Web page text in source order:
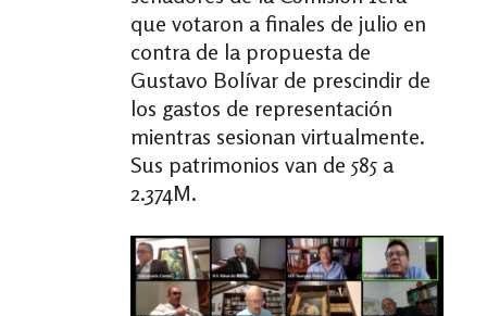
que votaron a finales de julio en
contra de la propuesta de
Gustavo Bolívar de prescindir de
los gastos de representación
mientras sesionan virtualmente.
Sus patrimonios van de 585 a
2.374M.